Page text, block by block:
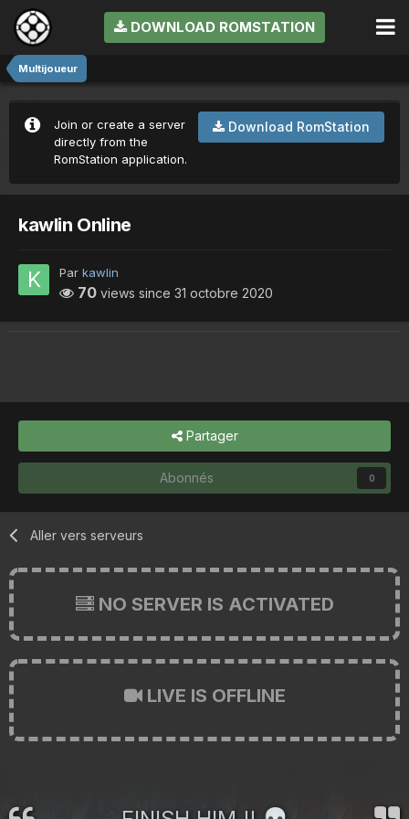
DOWNLOAD ROMSTATION
Multijoueur
Download RomStation
Join or create a server
directly from the
RomStation application.
kawlin Online
Par kawlin
70 views since 31 octobre 2020
Partager
Abonnés 0
Aller vers serveurs
NO SERVER IS ACTIVATED
LIVE IS OFFLINE